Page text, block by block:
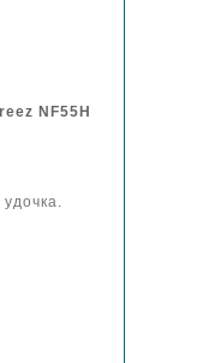
NF55H